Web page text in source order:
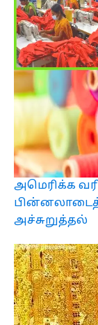
அமெரிக்க வரி
பின்னலாடைத்
அச்சுறுத்தல்